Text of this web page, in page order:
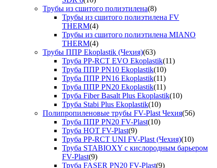
Трубы из сшитого полиэтилена(8)
Трубы из сшитого полиэтилена FV
THERM(4)
Трубы из сшитого полиэтилена MIANO
THERM(4)
Трубы ППР Ekoplastik (Чехия)(63)
Труба PP-RCT EVO Ekoplastik(11)
Труба ППР PN10 Ekoplastik(10)
Труба ППР PN16 Ekoplastik(11)
Труба ППР PN20 Ekoplastik(11)
Труба Fiber Basalt Plus Ekoplastik(10)
Труба Stabi Plus Ekoplastik(10)
Полипропиленовые трубы FV-Plast Чехия(56)
Труба ППР PN20 FV-Plast(10)
Труба HOT FV-Plast(9)
Труба PP-RCT UNI FV-Plast (Чехия)(10)
Труба STABIOXY с кислородным барьером
FV-Plast(9)
Труба FASER PN20 FV-Plast(9)